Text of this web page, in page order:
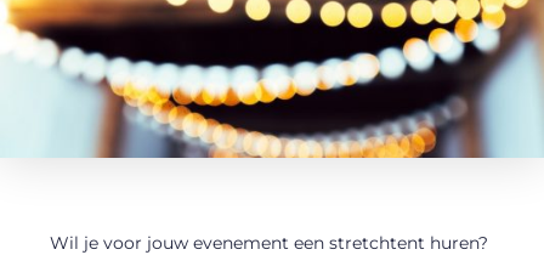
Wil je voor jouw evenement een stretchtent huren?